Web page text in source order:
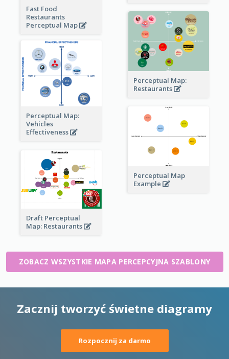
Fast Food
Restaurants
Perceptual Map
Perceptual Map:
Restaurants
Perceptual Map:
Vehicles
Effectiveness
Perceptual Map
Example
Draft Perceptual
Map: Restaurants
ZOBACZ WSZYSTKIE MAPA PERCEPCYJNA SZABLONY
Zacznij tworzyć świetne diagramy
Rozpocznij za darmo